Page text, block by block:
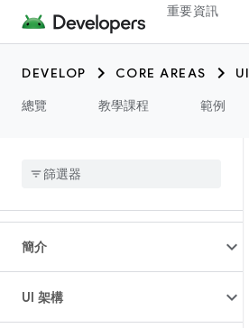
重要資訊
DEVELOP CORE AREAS
UI
總覽
教學課程 範例
簡介
UI 架構